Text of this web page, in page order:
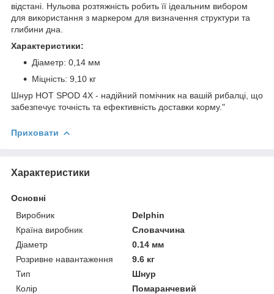
відстані. Нульова розтяжність робить її ідеальним вибором
для використання з маркером для визначення структури та
глибини дна.
Характеристики:
Діаметр: 0,14 мм
Міцність: 9,10 кг
Шнур HOT SPOD 4X - надійний помічник на вашій рибалці, що
забезпечує точність та ефективність доставки корму."
Приховати
Характеристики
Основні
Виробник
Delphin
Країна виробник
Словаччина
Діаметр
0.14 мм
Розривне навантаження
9.6 кг
Тип
Шнур
Колір
Помаранчевий